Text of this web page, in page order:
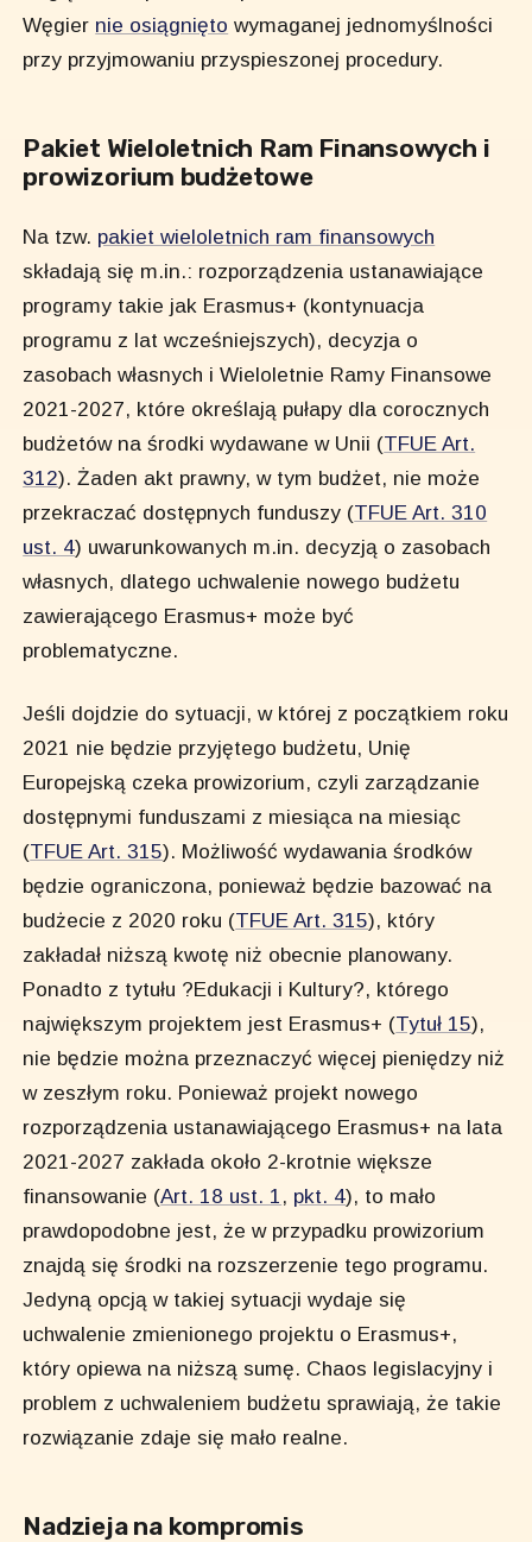
Węgier nie osiągnięto wymaganej jednomyślności
przy przyjmowaniu przyspieszonej procedury.
Pakiet Wieloletnich Ram Finansowych i
prowizorium budżetowe
Na tzw. pakiet wieloletnich ram finansowych
składają się m.in.: rozporządzenia ustanawiające
programy takie jak Erasmus+ (kontynuacja
programu z lat wcześniejszych), decyzja o
zasobach własnych i Wieloletnie Ramy Finansowe
2021-2027, które określają pułapy dla corocznych
budżetów na środki wydawane w Unii (TFUE Art.
312). Żaden akt prawny, w tym budżet, nie może
przekraczać dostępnych funduszy (TFUE Art. 310
ust. 4) uwarunkowanych m.in. decyzją o zasobach
własnych, dlatego uchwalenie nowego budżetu
zawierającego Erasmus+ może być
problematyczne.
Jeśli dojdzie do sytuacji, w której z początkiem roku
2021 nie będzie przyjętego budżetu, Unię
Europejską czeka prowizorium, czyli zarządzanie
dostępnymi funduszami z miesiąca na miesiąc
(TFUE Art. 315). Możliwość wydawania środków
będzie ograniczona, ponieważ będzie bazować na
budżecie z 2020 roku (TFUE Art. 315), który
zakładał niższą kwotę niż obecnie planowany.
Ponadto z tytułu ?Edukacji i Kultury?, którego
największym projektem jest Erasmus+ (Tytuł 15),
nie będzie można przeznaczyć więcej pieniędzy niż
w zeszłym roku. Ponieważ projekt nowego
rozporządzenia ustanawiającego Erasmus+ na lata
2021-2027 zakłada około 2-krotnie większe
finansowanie (Art. 18 ust. 1 , pkt. 4), to mało
prawdopodobne jest, że w przypadku prowizorium
znajdą się środki na rozszerzenie tego programu.
Jedyną opcją w takiej sytuacji wydaje się
uchwalenie zmienionego projektu o Erasmus+,
który opiewa na niższą sumę. Chaos legislacyjny i
problem z uchwaleniem budżetu sprawiają, że takie
rozwiązanie zdaje się mało realne.
Nadzieja na kompromis